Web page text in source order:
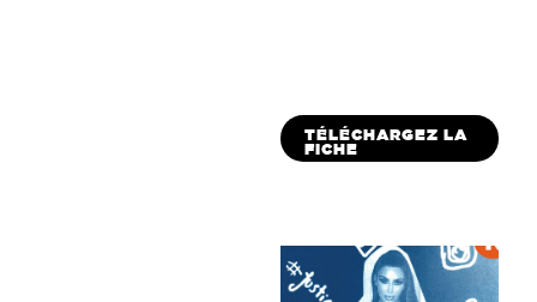
TÉLÉCHARGEZ LA
FICHE